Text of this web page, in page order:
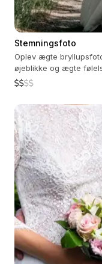
Stemningsfoto
Oplev ægte
øjeblikke og ægte